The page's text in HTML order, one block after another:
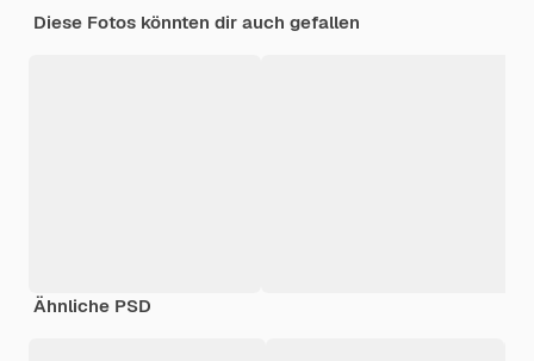
Diese Fotos könnten dir auch gefallen
Ähnliche PSD